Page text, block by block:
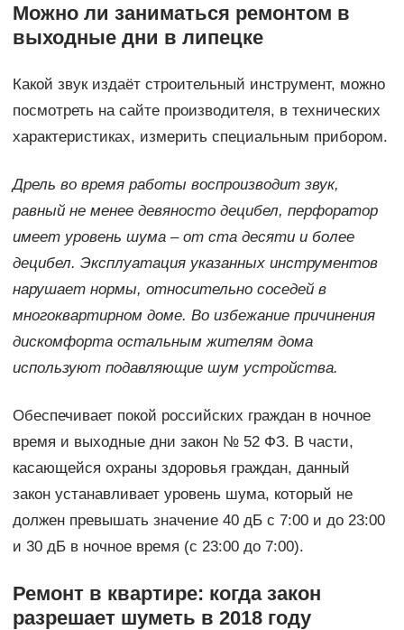
Можно ли заниматься ремонтом в
выходные дни в липецке
Какой звук издаёт строительный инструмент, можно
посмотреть на сайте производителя, в технических
характеристиках, измерить специальным прибором.
Дрель во время работы воспроизводит звук,
равный не менее девяносто децибел, перфоратор
имеет уровень шума – от ста десяти и более
децибел. Эксплуатация указанных инструментов
нарушает нормы, относительно соседей в
многоквартирном доме. Во избежание причинения
дискомфорта остальным жителям дома
используют подавляющие шум устройства.
Обеспечивает покой российских граждан в ночное
время и выходные дни закон № 52 ФЗ. В части,
касающейся охраны здоровья граждан, данный
закон устанавливает уровень шума, который не
должен превышать значение 40 дБ с 7:00 и до 23:00
и 30 дБ в ночное время (с 23:00 до 7:00).
Ремонт в квартире: когда закон
разрешает шуметь в 2018 году